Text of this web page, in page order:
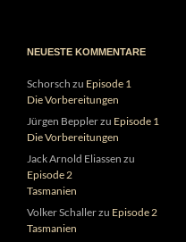
NEUESTE KOMMENTARE
Schorsch zu Episode 1
Die Vorbereitungen
Jürgen Bepplerzu Episode 1
Die Vorbereitungen
Jack Arnold Eliassen zu
Episode 2
Tasmanien
Volker Schallerzu Episode 2
Tasmanien